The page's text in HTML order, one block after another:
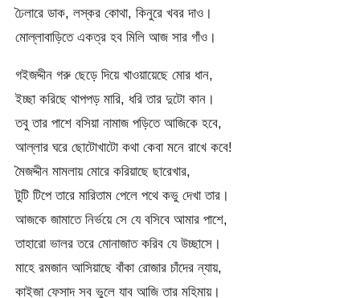
ঢৈলারে ডাক, লস্কর কোথা, কিনুরে খবর দাও।
মোল্লাবাড়িতে একত্র হব মিলি আজ সার গাঁও।
গইজদ্দীন গরু ছেড়ে দিয়ে খাওয়ায়েছে মোর ধান,
ইচ্ছা করিছে থাপপড় মারি, ধরি তার দুটো কান।
তবু তার পাশে বসিয়া নামাজ পড়িতে আজিকে হবে,
আল্লার ঘরে ছোটোখাটো কথা কেবা মনে রাখে কবে!
মৈজদ্দীন মামলায় মোরে করিয়াছে ছারেখার,
টুটি টিপে তারে মারিতাম পেলে পথে কভু দেখা তার।
আজকে জামাতে নির্ভয়ে সে যে বসিবে আমার পাশে,
তাহারো ভালর তরে মোনাজাত করিব যে উচ্ছাসে।
মাহে রমজান আসিয়াছে বাঁকা রোজার চাঁদের ন্যায়,
কাইজা ফেসাদ সব ভুলে যাব আজি তার মহিমায়।